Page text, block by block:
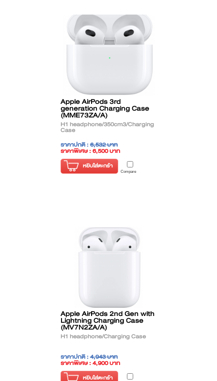
Apple AirPods 3rd
generation Charging Case
(MME73ZA/A)
H1 headphone/350cm3/Charging
Case
ราคาปกติ :6,532 บาท
ราคาพิเศษ : 6,500 บาท
( ราคาไม่รวมภาษี )
หยิบใส่ตะกร้า
Compare
Apple AirPods 2nd Gen with
Lightning Charging Case
(MV7N2ZA/A)
H1 headphone/Charging Case
ราคาปกติ :4,943 บาท
ราคาพิเศษ : 4,900 บาท
( ราคาไม่รวมภาษี )
หยิบใส่ตะกร้า